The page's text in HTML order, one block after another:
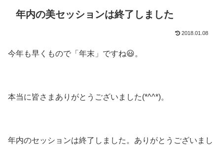
年内の美セッションは終了しました
2018.01.08
今年も早くもので「年末」ですね😃。
本当に皆さまありがとうございました(*^^*)。
年内のセッションは終了しました。ありがとうございまし